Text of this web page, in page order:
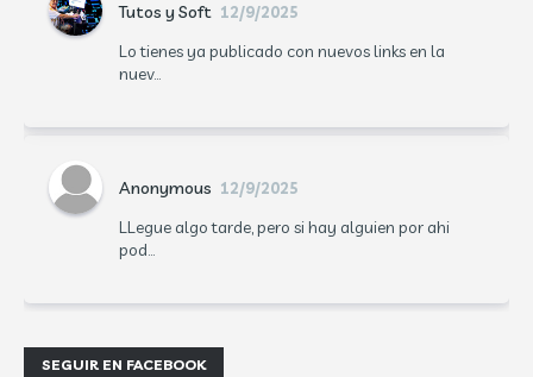
Tutos y Soft 12/9/2025
Lo tienes ya publicado con nuevos links en la
nuev...
Anonymous 12/9/2025
LLegue algo tarde, pero si hay alguien por ahi
pod...
SEGUIR EN FACEBOOK